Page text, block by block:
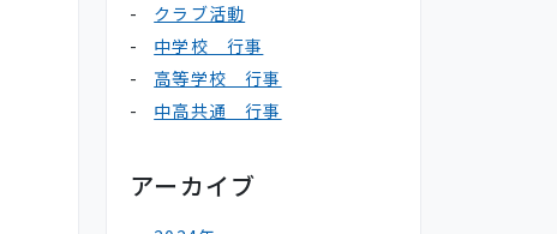
クラブ活動
中学校 行事
高等学校 行事
中高共通 行事
アーカイブ